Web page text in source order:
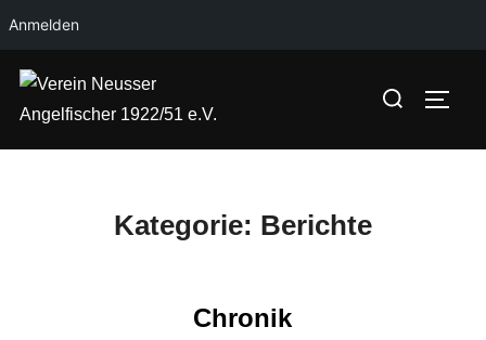
Anmelden
Inhalt
springen
Suchen
Kategorie: Berichte
Chronik